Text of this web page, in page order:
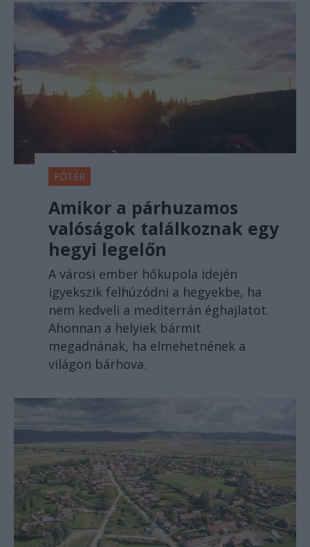
FŐTÉR
Amikor a párhuzamos
valóságok találkoznak egy
hegyi legelőn
A városi ember hőkupola idején
igyekszik felhúzódni a hegyekbe, ha
nem kedveli a mediterrán éghajlatot.
Ahonnan a helyiek bármit
megadnának, ha elmehetnének a
világon bárhova.